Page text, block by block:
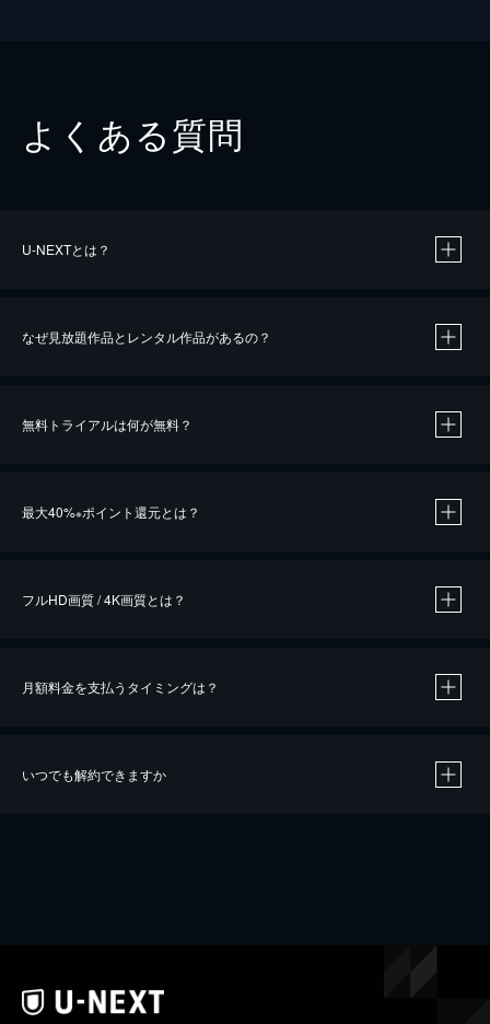
よくある質問
U-NEXTとは？
なぜ見放題作品とレンタル作品があるの？
無料トライアルは何が無料？
最大40%※ポイント還元とは？
※40％ポイント還元の対象は、クレジットカード決済による作品の購入 / レンタルです。
iOSアプリのUコイン決済による作品の購入 / レンタルは、20％のポイント還元です。
フルHD画質 / 4K画質とは？
月額料金を支払うタイミングは？
いつでも解約できますか